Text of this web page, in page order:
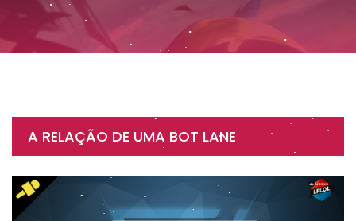
A RELAÇÃO DE UMA BOT LANE